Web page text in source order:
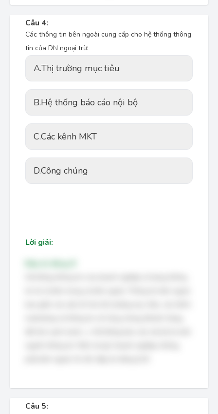
Câu 4:
Các thông tin bên ngoài cung cấp cho hệ thống thông
tin của DN ngoại trừ:
A.Thị trường mục tiêu
B.Hệ thống báo cáo nội bộ
C.Các kênh MKT
D.Công chúng
Lời giải:
Câu 5: